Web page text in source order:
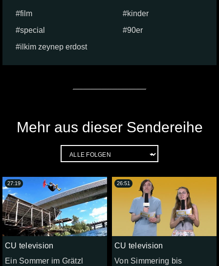
film
kinder
special
90er
ilkim zeynep erdost
Mehr aus dieser Sendereihe
CU television
Ein Sommer im Grätzl
27:19
CU television
Von Simmering bis
26:51